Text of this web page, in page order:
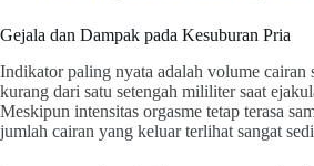
Gejala dan Dampak pada Kesuburan Pria
Indikator paling nyata adalah volume cairan
kurang dari satu setengah mililiter saat
Meskipun intensitas orgasme tetap terasa
jumlah cairan yang keluar terlihat sangat